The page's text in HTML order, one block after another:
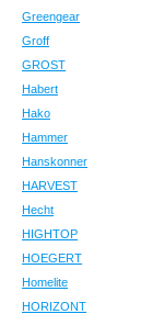
Greengear
Groff
GROST
Habert
Hako
Hammer
Hanskonner
HARVEST
Hecht
HIGHTOP
HOEGERT
Homelite
HORIZONT